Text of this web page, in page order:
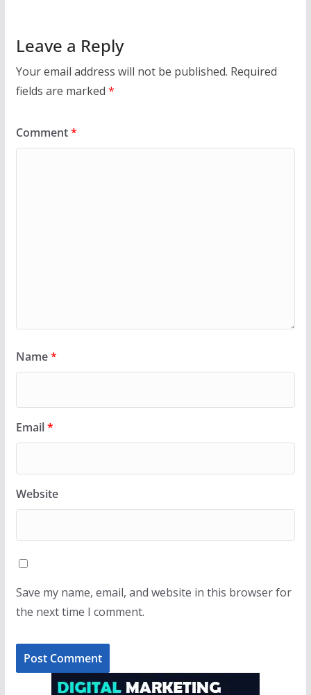
Leave a Reply
Your email address will not be published. Required
fields are marked *
Comment*
Name*
Email*
Website
Save my name, email, and website in this browser for
the next time I comment.